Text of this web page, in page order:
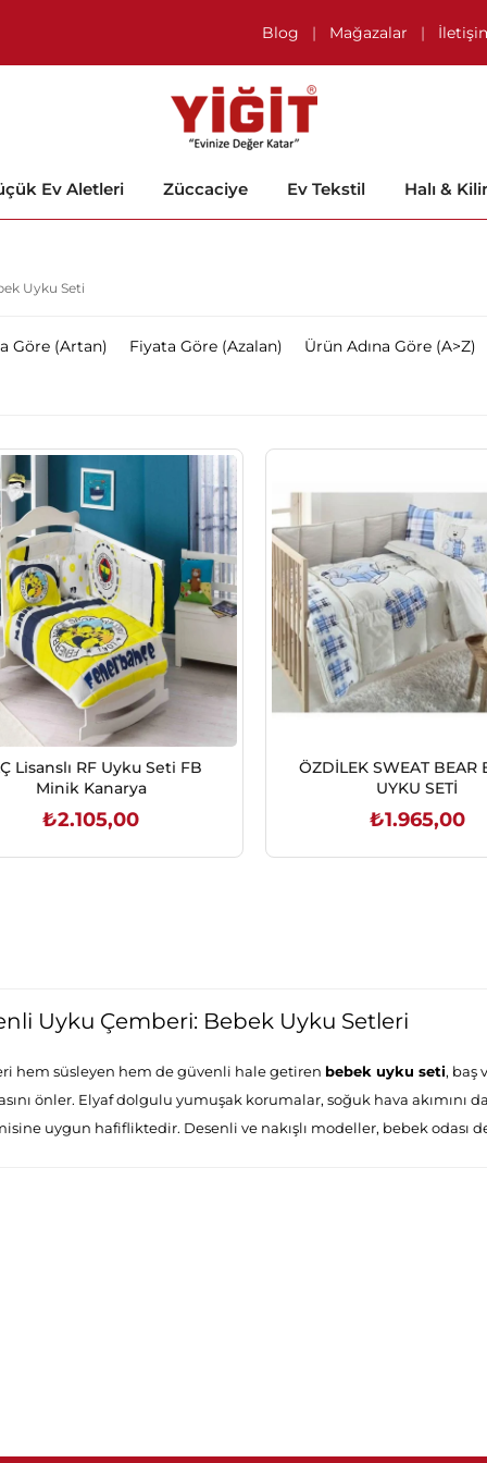
Blog | Mağazalar |
Ev Aletleri Züccaciye Ev Tekstil Halı &
Uyku Seti
Göre (Artan) Fiyata Göre (Azalan) Ürün Adına Göre (A>Z)
Lisanslı RF Uyku Seti FB
Minik Kanarya
₺2.105,00
ÖZDİLEK SWEAT BEAR
UYKU SETİ
₺1.965,00
Uyku Çemberi: Bebek Uyku Setleri
hem süsleyen hem de güvenli hale getiren bebek uyku seti, baş
önler. Elyaf dolgulu yumuşak korumalar, soğuk hava akımını
uygun hafifliktedir. Desenli ve nakışlı modeller, bebek odası